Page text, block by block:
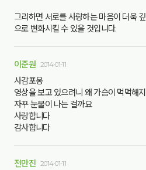
그리하면 서로를 사랑하는 마음이 더욱
으로 변화시킬 수 있을 것입니다.
이준원 2014-01-11
사감포옹
영상을 보고 있으려니 왜 가슴이 먹먹해
자꾸 눈물이 나는 걸까요
사랑합니다
감사합니다
전만진 2014-01-11